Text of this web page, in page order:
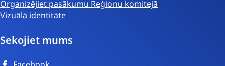
Organizējiet pasākumu Reģionu komitejā
Vizuālā identitāte
Sekojiet mums